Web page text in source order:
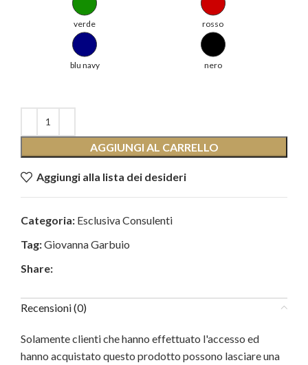
verde rosso
blu navy nero
AGGIUNGI AL CARRELLO
Aggiungi alla lista dei desideri
Categoria: Esclusiva Consulenti
Tag:Giovanna Garbuio
Share:
Recensioni (0)
Solamente clienti che hanno effettuato l'accesso ed
hanno acquistato questo prodotto possono lasciare una